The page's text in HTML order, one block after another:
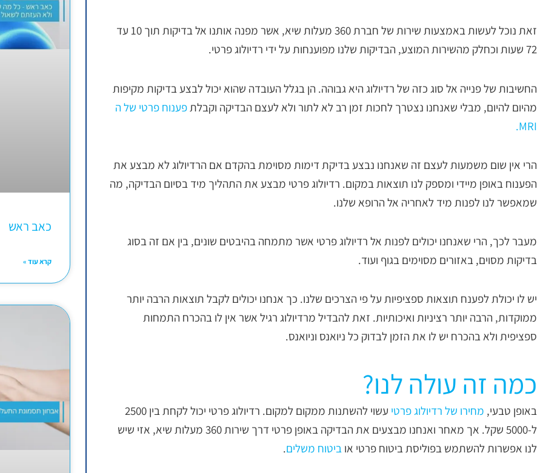
זאת נוכל לעשות באמצעות שירות של חברת 360 מעלות שיא, אשר מפנה אותנו אל בדיקות תוך 10 עד
72 שעות וכחלק מהשירות המוצע, הבדיקות שלנו מפוענחות על ידי רדיולוג פרטי.
החשיבות של פנייה אל סוג כזה של רדיולוג היא גבוהה. הן בגלל העובדה שהוא יכול לבצע בדיקות מקיפות
מהיום להיום, מבלי שאנחנו נצטרך לחכות זמן רב לא לתור ולא לעצם הבדיקה וקבלת פענוח פרטי של ה
MRI.
הרי אין שום משמעות לעצם זה שאנחנו נבצע בדיקת דימות מסוימת בהקדם אם הרדיולוג לא מבצע את
הפענוח באופן מיידי ומספק לנו תוצאות במקום. רדיולוג פרטי מבצע את התהליך מיד בסיום הבדיקה, מה
שמאפשר לנו לפנות מיד לאחריה אל הרופא שלנו.
מעבר לכך, הרי שאנחנו יכולים לפנות אל רדיולוג פרטי אשר מתמחה בהיבטים שונים, בין אם זה בסוג
בדיקות מסוים, באזורים מסוימים בגוף ועוד.
יש לו יכולת לפענח תוצאות ספציפיות על פי הצרכים שלנו. כך אנחנו יכולים לקבל תוצאות הרבה יותר
ממוקדות, הרבה יותר רציניות ואיכותיות. זאת להבדיל מרדיולוג רגיל אשר אין לו בהכרח התמחות
ספציפית ולא בהכרח יש לו את הזמן לבדוק כל ניואנס וניואנס.
כמה זה עולה לנו?
באופן טבעי, מחירו של רדיולוג פרטי
עשוי להשתנות ממקום למקום. רדיולוג פרטי יכול לקחת בין 2500
ל-5000 שקל. אך מאחר ואנחנו מבצעים את הבדיקה באופן פרטי דרך שירות 360 מעלות שיא, אזי שיש
לנו אפשרות להשתמש בפוליסת ביטוח פרטי או ביטוח משלים.
כאב ראש
קרא עוד »